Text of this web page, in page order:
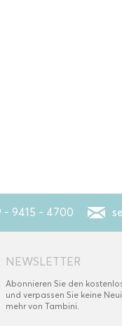
- 9415 - 4700
NEWSLETTER
Abonnieren Sie den
und verpassen Sie keine
mehr von Tambini.